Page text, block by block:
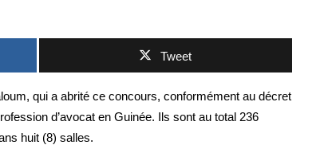
Tweet
qui a abrité ce concours, conformément au décret
d’avocat en Guinée. Ils sont au total 236
huit (8) salles.